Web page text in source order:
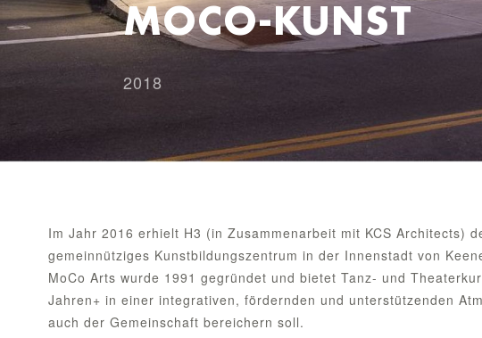
MOCO-KUNST
2018
Im Jahr 2016 erhielt H3 (in Zusammenarbeit mit KCS Architects)
gemeinnütziges Kunstbildungszentrum in der Innenstadt von
MoCo Arts wurde 1991 gegründet und bietet Tanz- und
Jahren+ in einer integrativen, fördernden und unterstützenden
auch der Gemeinschaft bereichern soll.